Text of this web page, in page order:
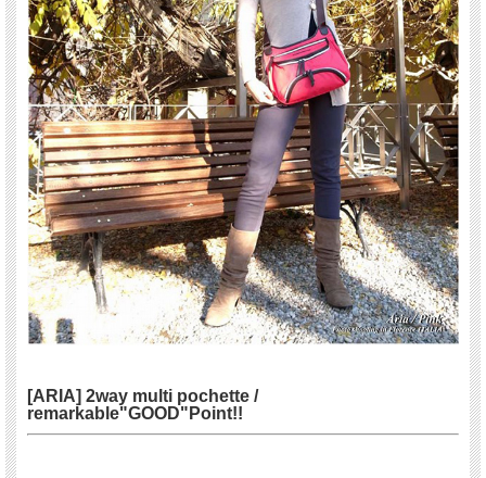
[ARIA] 2way multi pochette /
remarkable"GOOD"Point!!